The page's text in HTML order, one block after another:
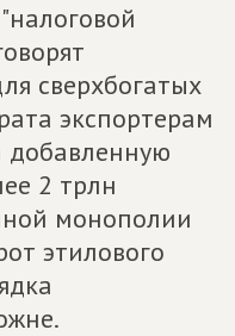
сверхбогатых
экспортерам
добавленную
2 трлн
монополии
этилового